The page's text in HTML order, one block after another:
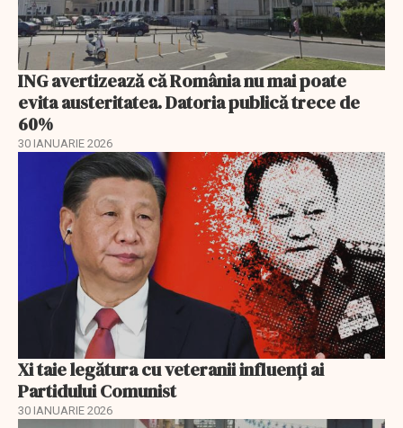
ING avertizează că România nu mai poate
evita austeritatea. Datoria publică trece de
60%
30 IANUARIE 2026
Xi taie legătura cu veteranii influenți ai
Partidului Comunist
30 IANUARIE 2026